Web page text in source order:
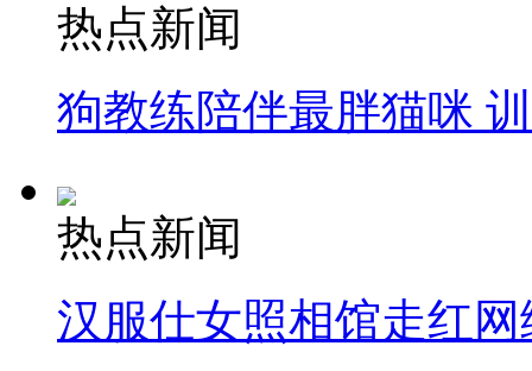
热点新闻
狗教练陪伴最胖猫咪
热点新闻
汉服仕女照相馆走红网